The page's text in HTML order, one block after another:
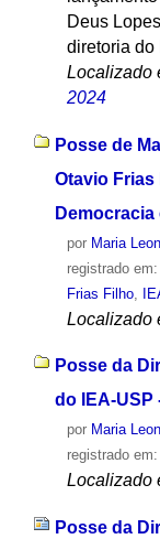
Deus
diretoria do
Localizado
2024
Posse de
Otavio
Democracia
por Maria
registrado em:
Frias Filho,
Localizado
Posse da
do IEA-USP
por Maria
registrado em:
Localizado
Posse da